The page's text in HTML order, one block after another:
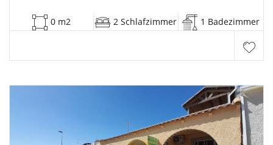
0 m2 2 Schlafzimmer 1 Badezimmer